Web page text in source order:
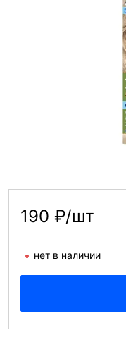
190 ₽/шт
нет в наличии